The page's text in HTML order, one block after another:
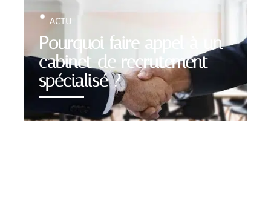
Pourquoi faire appel à un
cabinet de recrutement
spécialisé ?
ACTU